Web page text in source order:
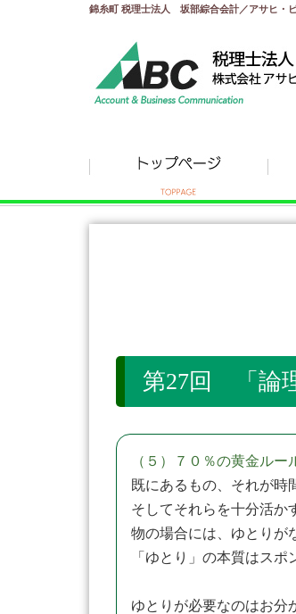
錦糸町 税理士法人 坂部綜合会計／アサヒ・
第27回 「論
（５）７０％の黄金ルー
既にあるもの、それが時
そしてそれらを十分活か
物の場合には、ゆとりが
「ゆとり」の本質はス
ゆとりが必要なのはお分